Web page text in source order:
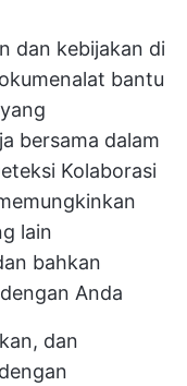
dan kebijakan di
alat bantu
yang
bersama dalam
Kolaborasi
lain
bahkan
Anda
dan